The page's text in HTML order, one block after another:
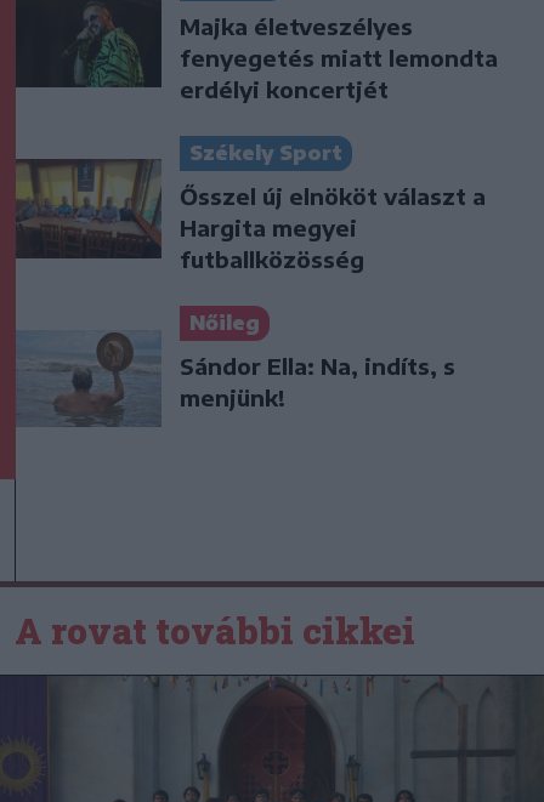
Majka életveszélyes
fenyegetés miatt lemondta
erdélyi koncertjét
Székely Sport
Ősszel új elnököt választ a
Hargita megyei
futballközösség
Nőileg
Sándor Ella: Na, indíts, s
menjünk!
A rovat további cikkei